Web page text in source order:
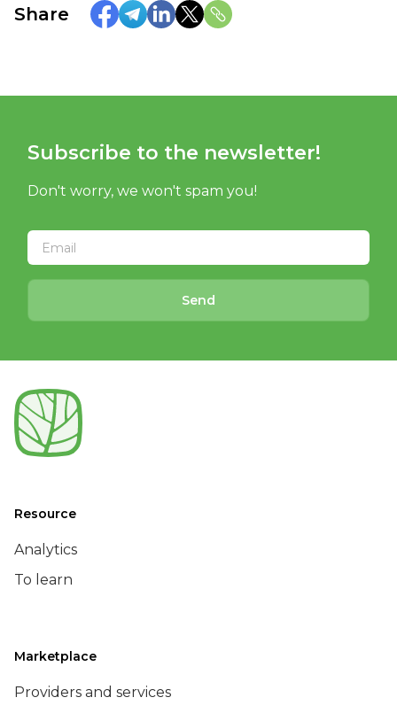
Share
Subscribe to the newsletter!
Don't worry, we won't spam you!
Send
Resource
Analytics
To learn
Marketplace
Providers and services